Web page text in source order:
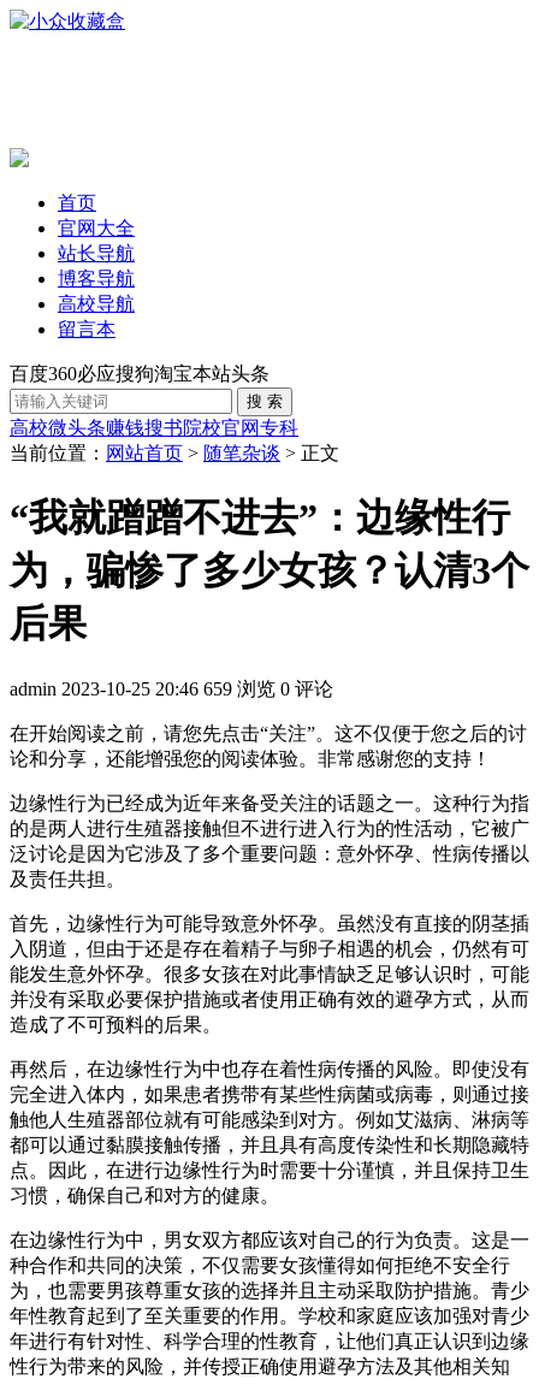
首页
官网大全
站长导航
博客导航
高校导航
留言本
百度360必应搜狗淘宝本站头条
高校微头条赚钱搜书院校官网专科
当前位置： 网站首页 > 随笔杂谈 > 正文
“我就蹭蹭不进去”：边缘性行
为，骗惨了多少女孩？认清3个
后果
admin 2023-10-25 20:46 659 浏览 0 评论
在开始阅读之前，请您先点击“关注”。这不仅便于您之后的讨
论和分享，还能增强您的阅读体验。非常感谢您的支持！
边缘性行为已经成为近年来备受关注的话题之一。这种行为指
的是两人进行生殖器接触但不进行进入行为的性活动，它被广
泛讨论是因为它涉及了多个重要问题：意外怀孕、性病传播以
及责任共担。
首先，边缘性行为可能导致意外怀孕。虽然没有直接的阴茎插
入阴道，但由于还是存在着精子与卵子相遇的机会，仍然有可
能发生意外怀孕。很多女孩在对此事情缺乏足够认识时，可能
并没有采取必要保护措施或者使用正确有效的避孕方式，从而
造成了不可预料的后果。
再然后，在边缘性行为中也存在着性病传播的风险。即使没有
完全进入体内，如果患者携带有某些性病菌或病毒，则通过接
触他人生殖器部位就有可能感染到对方。例如艾滋病、淋病等
都可以通过黏膜接触传播，并且具有高度传染性和长期隐藏特
点。因此，在进行边缘性行为时需要十分谨慎，并且保持卫生
习惯，确保自己和对方的健康。
在边缘性行为中，男女双方都应该对自己的行为负责。这是一
种合作和共同的决策，不仅需要女孩懂得如何拒绝不安全行
为，也需要男孩尊重女孩的选择并且主动采取防护措施。青少
年性教育起到了至关重要的作用。学校和家庭应该加强对青少
年进行有针对性、科学合理的性教育，让他们真正认识到边缘
性行为带来的风险，并传授正确使用避孕方法及其他相关知